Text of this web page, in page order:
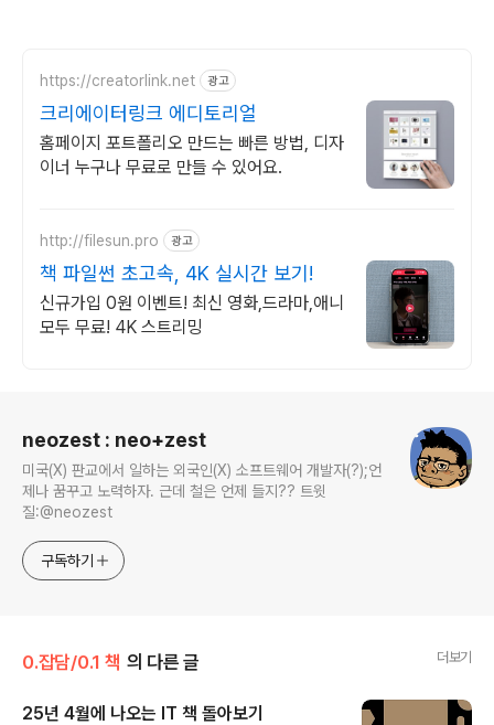
https://creatorlink.net 광고
크리에이터링크 에디토리얼
홈페이지 포트폴리오 만드는 빠른 방법, 디자
이너 누구나 무료로 만들 수 있어요.
http://filesun.pro 광고
책 파일썬 초고속, 4K 실시간 보기!
신규가입 0원 이벤트! 최신 영화,드라마,애니
모두 무료! 4K 스트리밍
neozest : neo+zest
미국(X) 판교에서 일하는 외국인(X) 소프트웨어 개발자(?);언
제나 꿈꾸고 노력하자. 근데 철은 언제 들지?? 트윗
질:@neozest
구독하기
0.잡담/0.1 책 의 다른 글 더보기
25년 4월에 나오는 IT 책 돌아보기